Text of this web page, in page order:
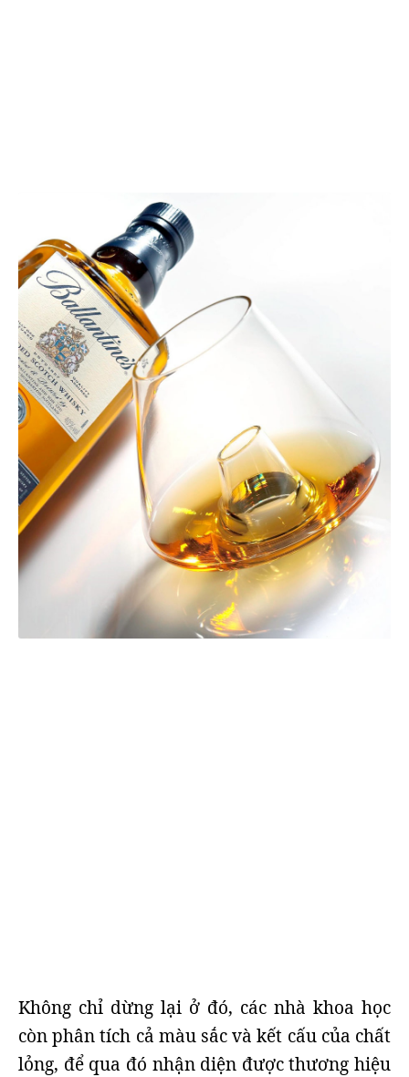
Không chỉ dừng lại ở đó, các nhà khoa học
còn phân tích cả màu sắc và kết cấu của chất
lỏng, để qua đó nhận diện được thương hiệu